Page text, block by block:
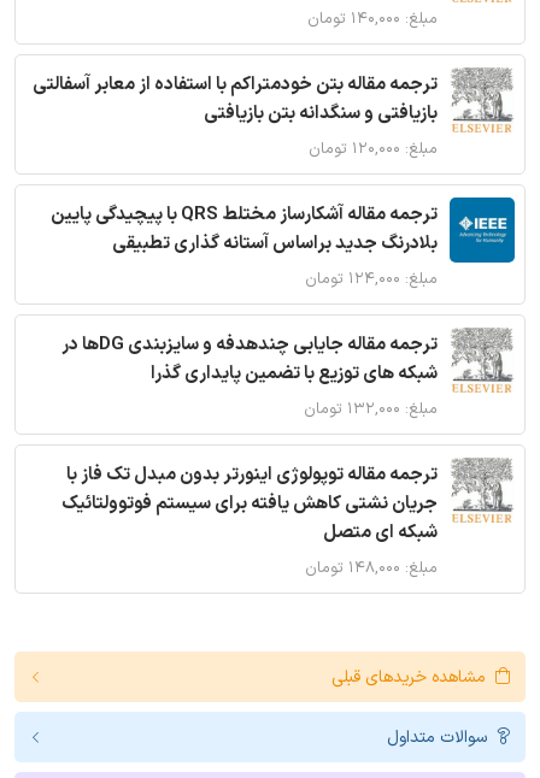
مبلغ: ۱۴۰,۰۰۰ تومان
ترجمه مقاله بتن خودمتراکم با استفاده از معابر آسفالتی
بازیافتی و سنگدانه بتن بازیافتی
مبلغ: ۱۲۰,۰۰۰ تومان
ترجمه مقاله آشکارساز مختلط QRS با پیچیدگی پایین
بلادرنگ جدید براساس آستانه گذاری تطبیقی
مبلغ: ۱۲۴,۰۰۰ تومان
ترجمه مقاله جایابی چندهدفه و سایزبندی DGها در
شبکه های توزیع با تضمین پایداری گذرا
مبلغ: ۱۳۲,۰۰۰ تومان
ترجمه مقاله توپولوژی اینورتر بدون مبدل تک فاز با
جریان نشتی کاهش یافته برای سیستم فوتوولتائیک
شبکه ای متصل
مبلغ: ۱۴۸,۰۰۰ تومان
مشاهده خریدهای قبلی
سوالات متداول